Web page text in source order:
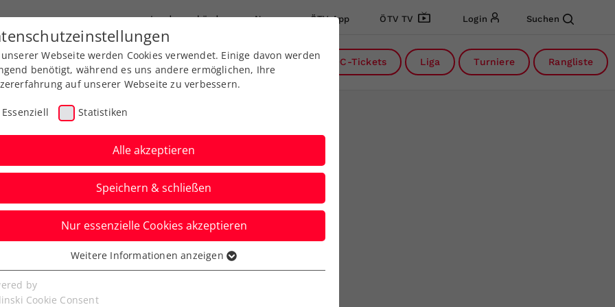
Landesverbände News ÖTV App ÖTV TV Login Suchen
Ausbildung Services Über uns DC-Tickets Liga Turniere Rangliste
die 35. s
Open
Webseite werden Cookies verwendet. Einige davon werden
benötigt, während es uns andere ermöglichen, Ihre
auf unserer Webseite zu verbessern.
Essenziell Statistiken
Alle akzeptieren
Speichern & schließen
Nur essenzielle Cookies akzeptieren
Cookies werden für grundlegende Funktionen der
benötigt. Dadurch ist gewährleistet, dass die Webseite
Weitere Informationen anzeigen
by
Cookie Consent